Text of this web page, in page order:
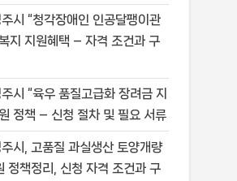
시 “청각장애인 인공달팽이관
지 지원혜택 – 자격 조건과 구
시 “육우 품질고급화 장려금 지
정책 – 신청 절차 및 필요 서류
시, 고품질 과실생산 토양개량
정책정리, 신청 자격 조건과 구